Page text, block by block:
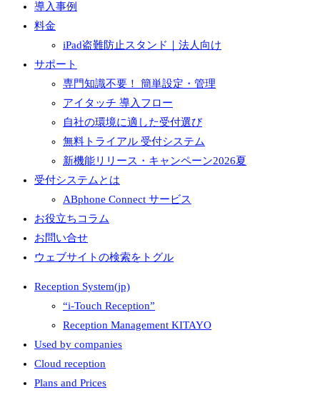
導入事例
料金
iPad盗難防止スタンド｜法人向け
サポート
専門知識不要！ 簡単設定・管理
アイタッチ 導入フロー
自社の環境に適した受付選び
無料トライアル 受付システム
新機能リリース・キャンペーン2026夏
受付システムとは
ABphone Connect サービス
お役立ちコラム
お問い合せ
ウェブサイトの検索をトグル
Reception System(jp)
“i-Touch Reception”
Reception Management KITAYO
Used by companies
Cloud reception
Plans and Prices